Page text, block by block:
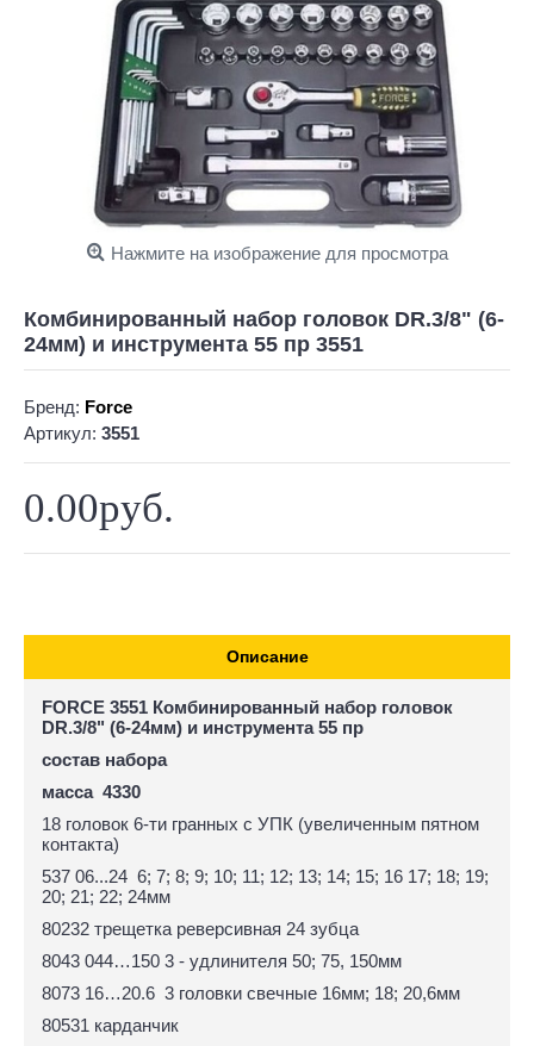
Нажмите на изображение для просмотра
Комбинированный набор головок DR.3/8" (6-
24мм) и инструмента 55 пр 3551
Бренд: Force
Артикул: 3551
0.00руб.
Описание
FORCE 3551 Комбинированный набор головок
DR.3/8" (6-24мм) и инструмента 55 пр
состав набора
масса 4330
18 головок 6-ти гранных с УПК (увеличенным пятном
контакта)
537 06...24 6; 7; 8; 9; 10; 11; 12; 13; 14; 15; 16 17; 18; 19;
20; 21; 22; 24мм
80232 трещетка реверсивная 24 зубца
8043 044…150 3 - удлинителя 50; 75, 150мм
8073 16…20.6 3 головки свечные 16мм; 18; 20,6мм
80531 карданчик